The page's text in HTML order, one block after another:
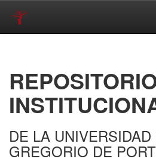
DE LA UNIVERSIDAD
GREGORIO DE